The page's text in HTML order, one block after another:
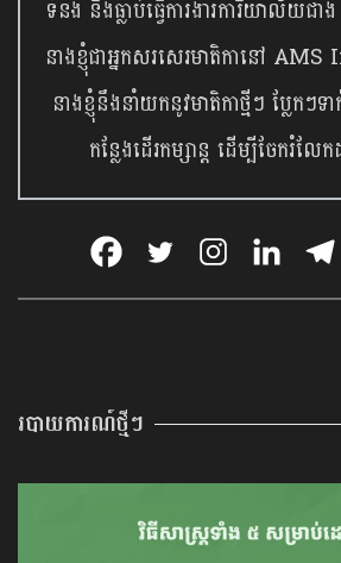
ទំនង និងធ្លាប់ធ្វើការងារការិយាល័យជា
នាងខ្ញុំជាអ្នកសរសេរមាតិកានៅ
នាងខ្ញុំនឹងនាំយកនូវមាតិកាថ្មីៗ ប្លែកៗ
កន្លែងដើរកម្សាន្ត ដើម្បីចែករំល
របាយការណ៍ថ្មីៗ